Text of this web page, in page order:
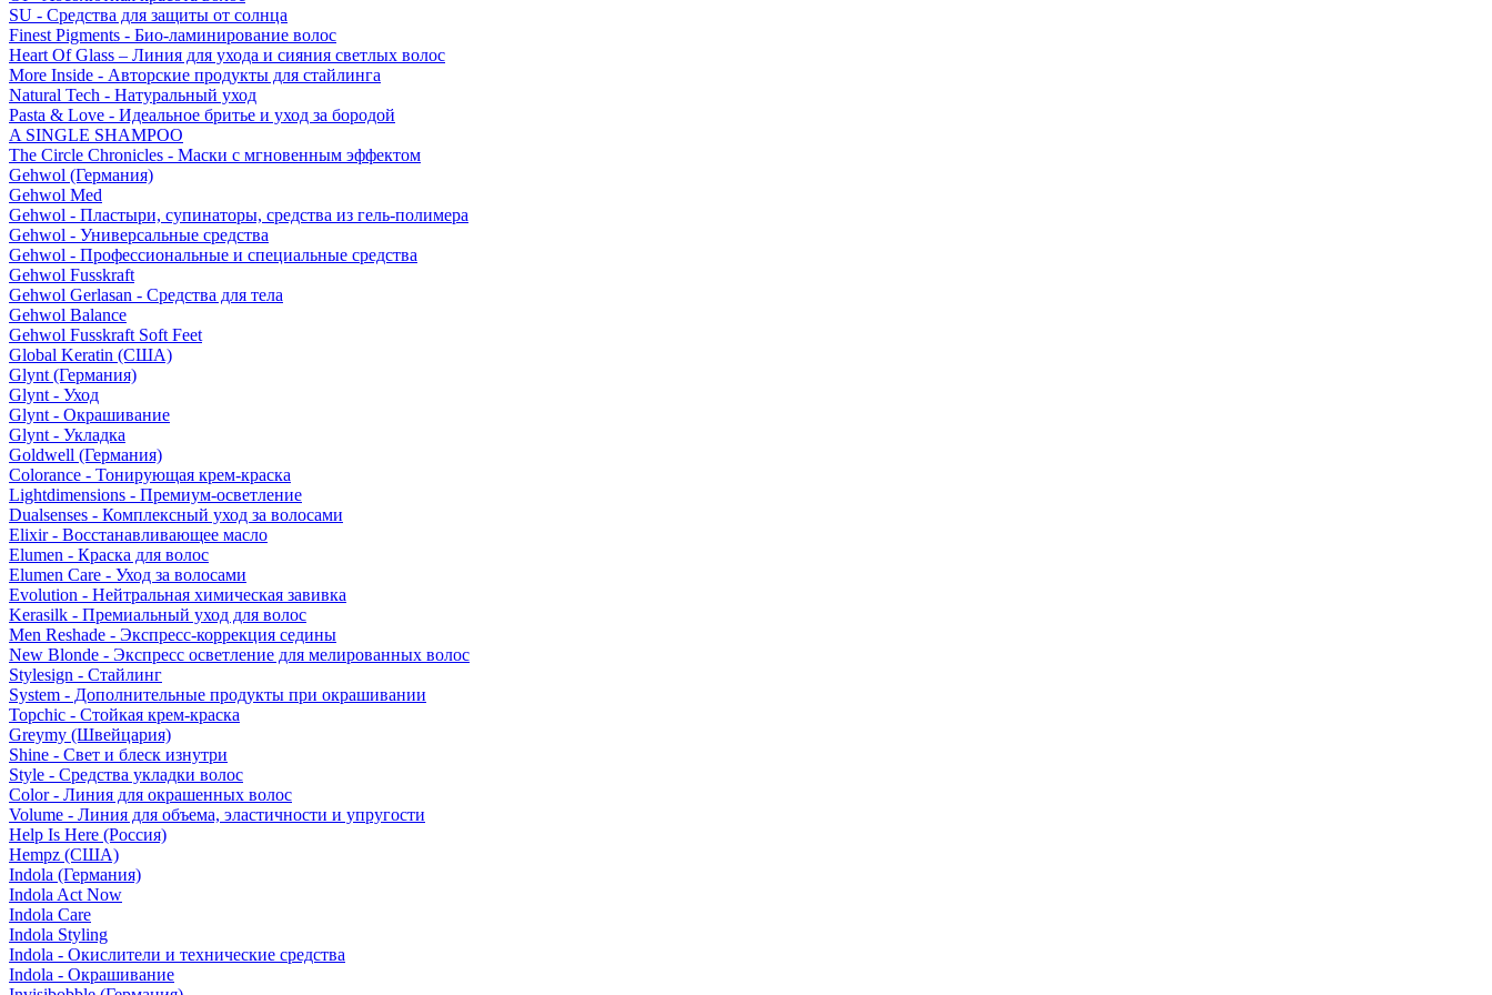
SU - Средства для защиты от солнца
Finest Pigments - Био-ламинирование волос
Heart Of Glass – Линия для ухода и сияния светлых волос
More Inside - Авторские продукты для стайлинга
Natural Tech - Натуральный уход
Pasta & Love - Идеальное бритье и уход за бородой
A SINGLE SHAMPOO
The Circle Chronicles - Маски с мгновенным эффектом
Gehwol (Германия)
Gehwol Med
Gehwol - Пластыри, супинаторы, средства из гель-полимера
Gehwol - Универсальные средства
Gehwol - Профессиональные и специальные средства
Gehwol Fusskraft
Gehwol Gerlasan - Средства для тела
Gehwol Balance
Gehwol Fusskraft Soft Feet
Global Keratin (США)
Glynt (Германия)
Glynt - Уход
Glynt - Окрашивание
Glynt - Укладка
Goldwell (Германия)
Colorance - Тонирующая крем-краска
Lightdimensions - Премиум-осветление
Dualsenses - Комплексный уход за волосами
Elixir - Восстанавливающее масло
Elumen - Краска для волос
Elumen Care - Уход за волосами
Evolution - Нейтральная химическая завивка
Kerasilk - Премиальный уход для волос
Men Reshade - Экспресс-коррекция седины
New Blonde - Экспресс осветление для мелированных волос
Stylesign - Стайлинг
System - Дополнительные продукты при окрашивании
Topchic - Стойкая крем-краска
Greymy (Швейцария)
Shine - Свет и блеск изнутри
Style - Средства укладки волос
Color - Линия для окрашенных волос
Volume - Линия для объема, эластичности и упругости
Help Is Here (Россия)
Hempz (США)
Indola (Германия)
Indola Act Now
Indola Care
Indola Styling
Indola - Окислители и технические средства
Indola - Окрашивание